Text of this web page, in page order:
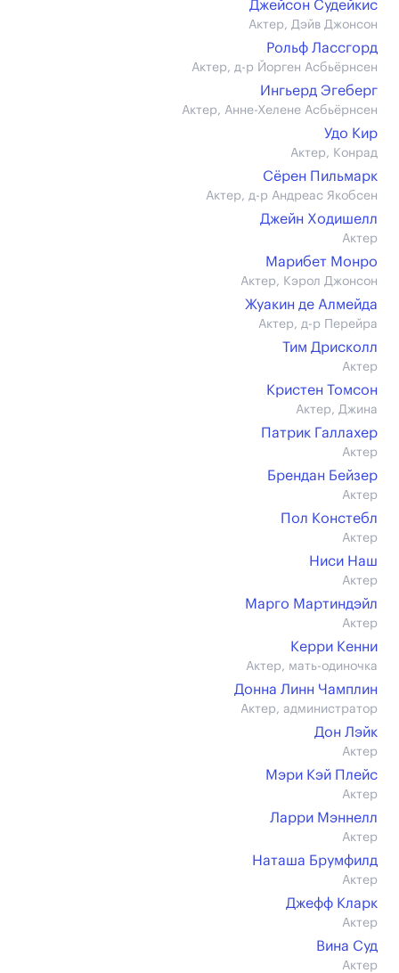
Джейсон Судейкис
Актер, Дэйв Джонсон
Рольф Лассгорд
Актер, д-р Йорген Асбьёрнсен
Ингьерд Эгеберг
Актер, Анне-Хелене Асбьёрнсен
Удо Кир
Актер, Конрад
Сёрен Пильмарк
Актер, д-р Андреас Якобсен
Джейн Ходишелл
Актер
Марибет Монро
Актер, Кэрол Джонсон
Жуакин де Алмейда
Актер, д-р Перейра
Тим Дрисколл
Актер
Кристен Томсон
Актер, Джина
Патрик Галлахер
Актер
Брендан Бейзер
Актер
Пол Констебл
Актер
Ниси Наш
Актер
Марго Мартиндэйл
Актер
Керри Кенни
Актер, мать-одиночка
Донна Линн Чамплин
Актер, администратор
Дон Лэйк
Актер
Мэри Кэй Плейс
Актер
Ларри Мэннелл
Актер
Наташа Брумфилд
Актер
Джефф Кларк
Актер
Вина Суд
Актер